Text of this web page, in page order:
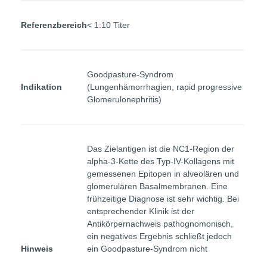
Referenzbereich< 1:10 Titer
Indikation
Goodpasture-Syndrom
(Lungenhämorrhagien, rapid progressive
Glomerulonephritis)
Hinweis
Das Zielantigen ist die NC1-Region der
alpha-3-Kette des Typ-IV-Kollagens mit
gemessenen Epitopen in alveolären und
glomerulären Basalmembranen. Eine
frühzeitige Diagnose ist sehr wichtig. Bei
entsprechender Klinik ist der
Antikörpernachweis pathognomonisch,
ein negatives Ergebnis schließt jedoch
ein Goodpasture-Syndrom nicht